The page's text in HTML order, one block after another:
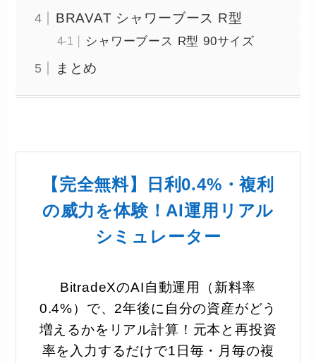
BRAVAT シャワーブース R型
シャワーブース R型 90サイズ
まとめ
【完全無料】日利0.4%・複利
の威力を体験！AI運用リアル
シミュレーター
BitradeXのAI自動運用（新料率
0.4%）で、2年後に自分の資産がどう
増えるかをリアル計算！元本と再投資
率を入力するだけで1日毎・月毎の複